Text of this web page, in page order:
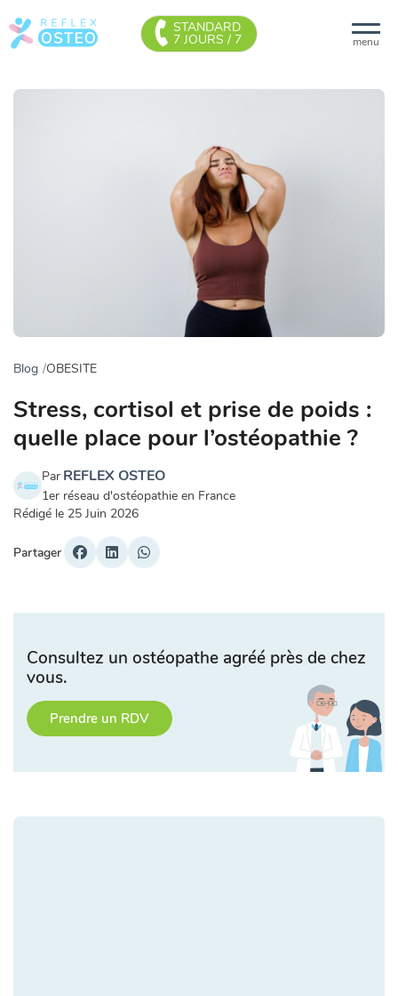
menu
STANDARD
7 JOURS / 7
Blog OBESITE
Stress, cortisol et prise de poids :
quelle place pour l’ostéopathie ?
Par REFLEX OSTEO
1er réseau d'ostéopathie en France
Rédigé le 25 Juin 2026
Partager
Consultez un ostéopathe agréé près de chez
vous.
Prendre un RDV